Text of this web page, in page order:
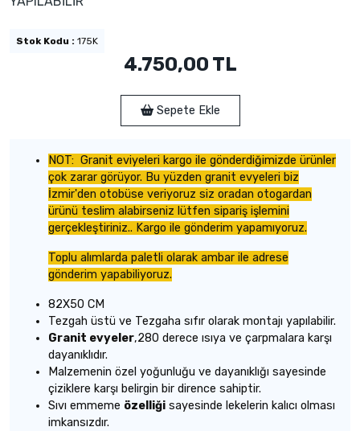
Stok Kodu : 175K
4.750,00 TL
Sepete Ekle
NOT: Granit eviyeleri kargo ile gönderdiğimizde ürünler
çok zarar görüyor. Bu yüzden granit evyeleri biz
İzmir'den otobüse veriyoruz siz oradan otogardan
ürünü teslim alabirseniz lütfen sipariş işlemini
gerçekleştiriniz.. Kargo ile gönderim yapamıyoruz.
Toplu alımlarda paletli olarak ambar ile adrese
gönderim yapabiliyoruz.
82X50 CM
Tezgah üstü ve Tezgaha sıfır olarak montajı yapılabilir.
Granit evyeler,280 derece ısıya ve çarpmalara karşı
dayanıklıdır.
Malzemenin özel yoğunluğu ve dayanıklığı sayesinde
çiziklere karşı belirgin bir dirence sahiptir.
Sıvı emmeme özelliği sayesinde lekelerin kalıcı olması
imkansızdır.